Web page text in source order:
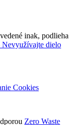
inak, podlieha
Nevyužívajte dielo
Cookies
Zero Waste